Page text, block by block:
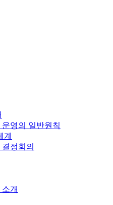
영의 일반원칙
계
정회의
개